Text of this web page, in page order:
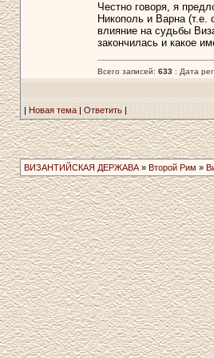
Честно говоря, я
Никополь и Варна (т.е.
влияние на судьбы
закончилась и какое
Всего записей: 633: Дата
| Новая тема|Ответить|
ВИЗАНТИЙСКАЯ ДЕРЖАВА» Второй Рим »